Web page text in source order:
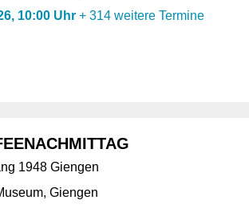
10:00 Uhr + 314 weitere Termine
1948 Giengen
Giengen